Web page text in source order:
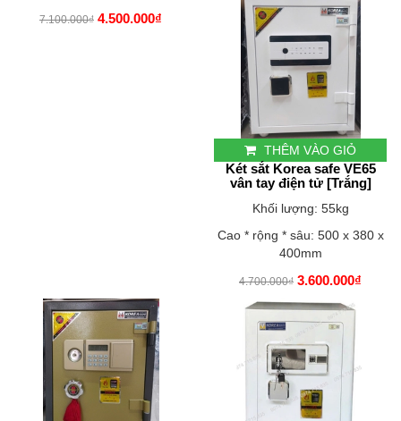
7.100.000₫ 4.500.000₫
THÊM VÀO GIỎ
Két sắt Korea safe VE65
vân tay điện tử [Trắng]
Khối lượng: 55kg
Cao * rộng * sâu: 500 x 380 x
400mm
4.700.000₫ 3.600.000₫